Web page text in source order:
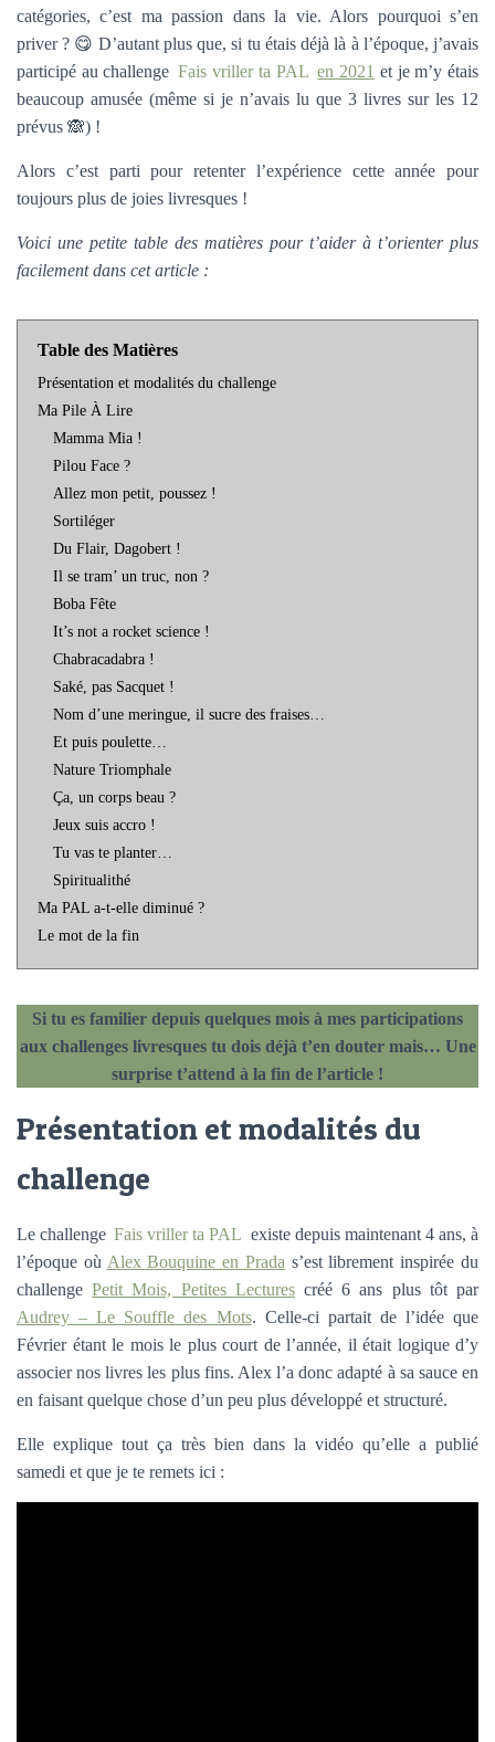
catégories, c’est ma passion dans la vie. Alors pourquoi s’en
priver ? 😋 D’autant plus que, si tu étais déjà là à l’époque, j’avais
participé au challenge Fais vriller ta PAL en 2021 et je m’y étais
beaucoup amusée (même si je n’avais lu que 3 livres sur les 12
prévus 🙈) !
Alors c’est parti pour retenter l’expérience cette année pour
toujours plus de joies livresques !
Voici une petite table des matières pour t’aider à t’orienter plus
facilement dans cet article :
Table des Matières
Présentation et modalités du challenge
Ma Pile À Lire
Mamma Mia !
Pilou Face ?
Allez mon petit, poussez !
Sortiléger
Du Flair, Dagobert !
Il se tram’ un truc, non ?
Boba Fête
It’s not a rocket science !
Chabracadabra !
Saké, pas Sacquet !
Nom d’une meringue, il sucre des fraises…
Et puis poulette…
Nature Triomphale
Ça, un corps beau ?
Jeux suis accro !
Tu vas te planter…
Spiritualithé
Ma PAL a-t-elle diminué ?
Le mot de la fin
Si tu es familier depuis quelques mois à mes participations
aux challenges livresques tu dois déjà t’en douter mais… Une
surprise t’attend à la fin de l’article !
Présentation et modalités du
challenge
Le challenge Fais vriller ta PAL existe depuis maintenant 4 ans, à
l’époque où Alex Bouquine en Prada s’est librement inspirée du
challengePetit Mois, Petites Lecturescréé 6 ans plus tôt par
Audrey – Le Souffle des Mots. Celle-ci partait de l’idée que
Février étant le mois le plus court de l’année, il était logique d’y
associer nos livres les plus fins. Alex l’a donc adapté à sa sauce en
en faisant quelque chose d’un peu plus développé et structuré.
Elle explique tout ça très bien dans la vidéo qu’elle a publié
samedi et que je te remets ici :